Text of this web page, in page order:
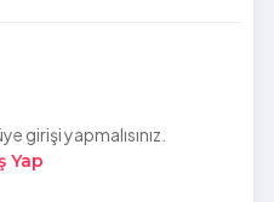
girişi yapmalısınız.
Yap